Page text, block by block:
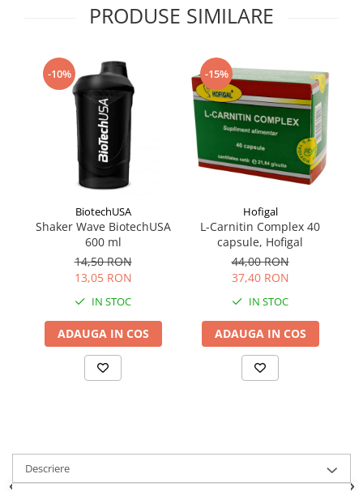
PRODUSE SIMILARE
-10%
BiotechUSA
Shaker Wave BiotechUSA
600 ml
14,50 RON
13,05 RON
IN STOC
ADAUGA IN COS
-15%
Hofigal
L-Carnitin Complex 40
capsule, Hofigal
44,00 RON
37,40 RON
IN STOC
ADAUGA IN COS
Descriere